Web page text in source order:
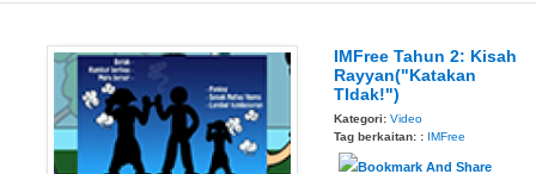
IMFree Tahun 2: Kisah
Rayyan("Katakan
TIdak!")
Kategori:Video
Tag berkaitan: : IMFree